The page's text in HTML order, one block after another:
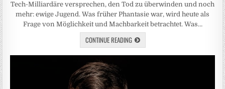
Tech-Milliardäre versprechen, den Tod zu überwinden und noch
mehr: ewige Jugend. Was früher Phantasie war, wird heute als
Frage von Möglichkeit und Machbarkeit betrachtet. Was…
CONTINUE READING